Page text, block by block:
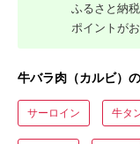
ふるさと納
ポイントが
牛バラ肉（カルビ）
サーロイン 牛タ